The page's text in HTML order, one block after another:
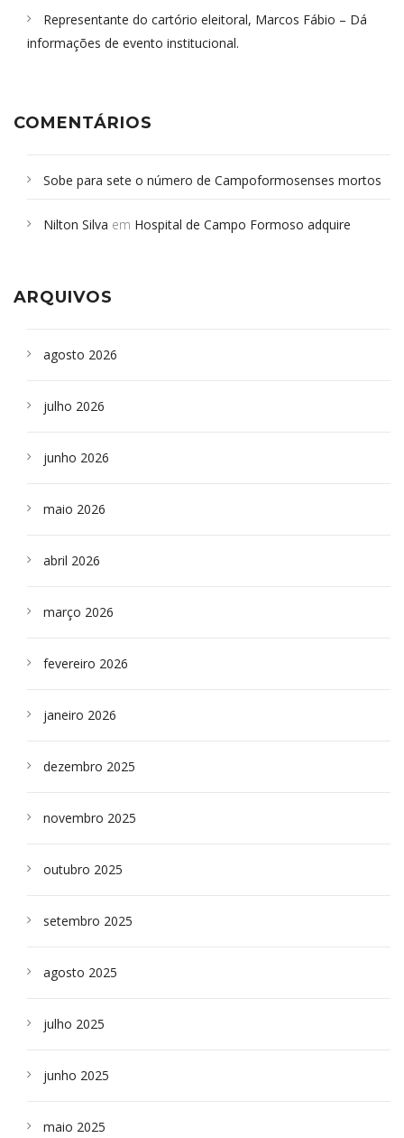
Representante do cartório eleitoral, Marcos Fábio – Dá
informações de evento institucional.
COMENTÁRIOS
Sobe para sete o número de Campoformosenses mortos
Campoformosenses que morreram em desabamentos são
Nilton Silva em Hospital de Campo Formoso adquire
ARQUIVOS
agosto 2026
julho 2026
junho 2026
maio 2026
abril 2026
março 2026
fevereiro 2026
janeiro 2026
dezembro 2025
novembro 2025
outubro 2025
setembro 2025
agosto 2025
julho 2025
junho 2025
maio 2025